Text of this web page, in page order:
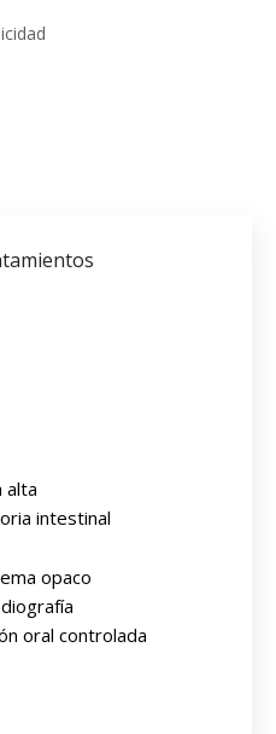
alta
intestinal
opaco
oral controlada